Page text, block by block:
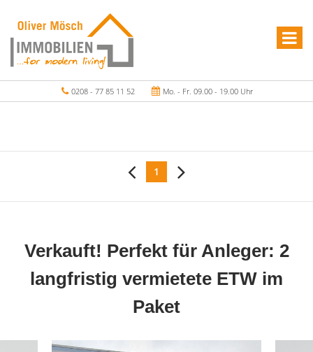
0208 - 77 85 11 52 Mo. - Fr. 09.00 - 19.00 Uhr
1
Verkauft! Perfekt für Anleger: 2
langfristig vermietete ETW im
Paket